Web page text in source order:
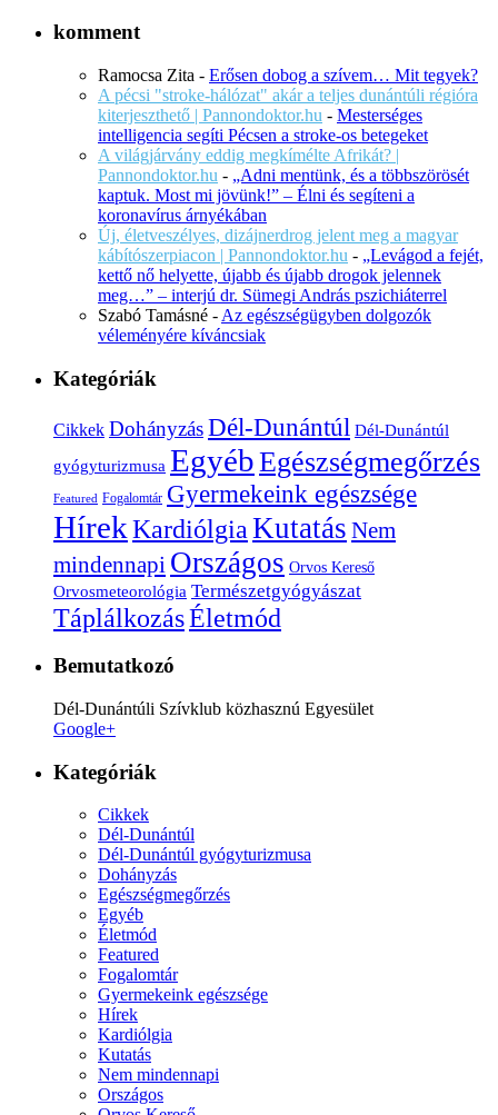
komment
Ramocsa Zita - Erősen dobog a szívem… Mit tegyek?
A pécsi "stroke-hálózat" akár a teljes dunántúli régióra
kiterjeszthető | Pannondoktor.hu - Mesterséges
intelligencia segíti Pécsen a stroke-os betegeket
A világjárvány eddig megkímélte Afrikát? |
Pannondoktor.hu - „Adni mentünk, és a többszörösét
kaptuk. Most mi jövünk!” – Élni és segíteni a
koronavírus árnyékában
Új, életveszélyes, dizájnerdrog jelent meg a magyar
kábítószerpiacon | Pannondoktor.hu - „Levágod a fejét,
kettő nő helyette, újabb és újabb drogok jelennek
meg…” – interjú dr. Sümegi András pszichiáterrel
Szabó Tamásné - Az egészségügyben dolgozók
véleményére kíváncsiak
Kategóriák
Cikkek DohányzásDél-Dunántúl Dél-Dunántúl
gyógyturizmusa EgyébEgészségmegőrzés
Featured Fogalomtár Gyermekeink egészsége
HírekKardiólgia Kutatás Nem
mindennapi Országos Orvos Kereső
Orvosmeteorológia Természetgyógyászat
TáplálkozásÉletmód
Bemutatkozó
Dél-Dunántúli Szívklub közhasznú Egyesület
Google+
Kategóriák
Cikkek
Dél-Dunántúl
Dél-Dunántúl gyógyturizmusa
Dohányzás
Egészségmegőrzés
Egyéb
Életmód
Featured
Fogalomtár
Gyermekeink egészsége
Hírek
Kardiólgia
Kutatás
Nem mindennapi
Országos